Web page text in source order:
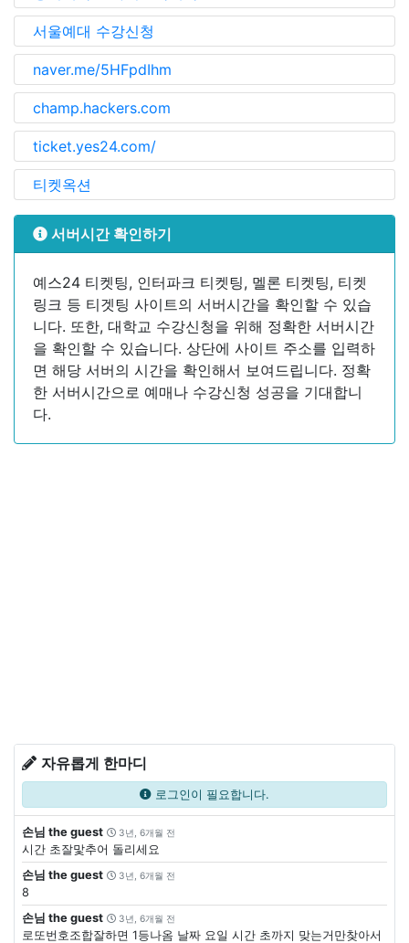
서울예대 수강신청
naver.me/5HFpdIhm
champ.hackers.com
ticket.yes24.com/
티켓옥션
서버시간 확인하기
예스24 티켓팅, 인터파크 티켓팅, 멜론 티켓팅, 티켓
링크 등 티겟팅 사이트의 서버시간을 확인할 수 있습
니다. 또한, 대학교 수강신청을 위해 정확한 서버시간
을 확인할 수 있습니다. 상단에 사이트 주소를 입력하
면 해당 서버의 시간을 확인해서 보여드립니다. 정확
한 서버시간으로 예매나 수강신청 성공을 기대합니
다.
자유롭게 한마디
로그인이 필요합니다.
손님 the guest 3년, 6개월 전
시간 초잘맟추어 돌리세요
손님 the guest
3년, 6개월 전
8
손님 the guest
3년, 6개월 전
로또번호조합잘하면 1등나옴 날짜 요일 시간 초까지 맞는거만찾아서